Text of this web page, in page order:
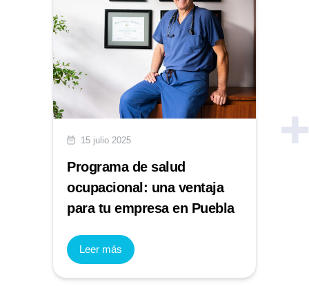
15 julio 2025
Programa de salud
ocupacional: una ventaja
para tu empresa en Puebla
Leer más